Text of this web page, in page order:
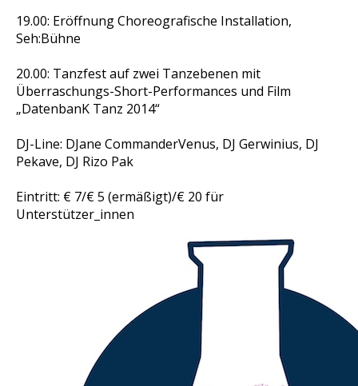
19.00: Eröffnung Choreografische Installation,
Seh:Bühne
20.00: Tanzfest auf zwei Tanzebenen mit
Überraschungs-Short-Performances und Film
„DatenbanK Tanz 2014“
DJ-Line: DJane CommanderVenus, DJ Gerwinius, DJ
Pekave, DJ Rizo Pak
Eintritt: € 7/€ 5 (ermäßigt)/€ 20 für
Unterstützer_innen